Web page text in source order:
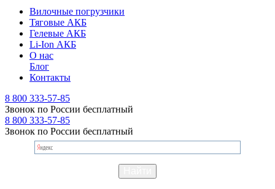
Вилочные погрузчики
Тяговые АКБ
Гелевые АКБ
Li-Ion АКБ
О нас
Блог
Контакты
8 800 333-57-85
Звонок по России бесплатный
8 800 333-57-85
Звонок по России бесплатный